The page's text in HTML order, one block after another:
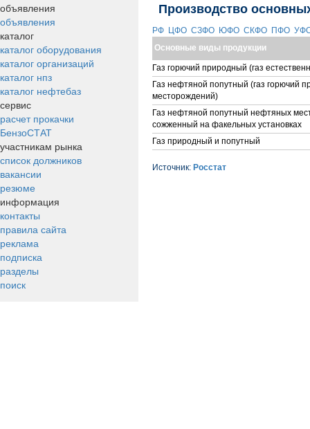
объявления
объявления
каталог
каталог оборудования
каталог организаций
каталог нпз
каталог нефтебаз
сервис
расчет прокачки
БензоСТАТ
участникам рынка
список должников
вакансии
резюме
информация
контакты
правила сайта
реклама
подписка
разделы
поиск
Производство
РФ ЦФО СЗФО ЮФО СКФО ПФО
Основные виды продукции
Газ горючий природный (газ
Газ нефтяной попутный (газ горючий
месторождений)
Газ нефтяной попутный нефтяных
сожженный на факельных установках
Газ природный и попутный
Источник: Росстат